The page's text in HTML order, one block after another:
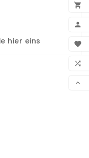





hier eins